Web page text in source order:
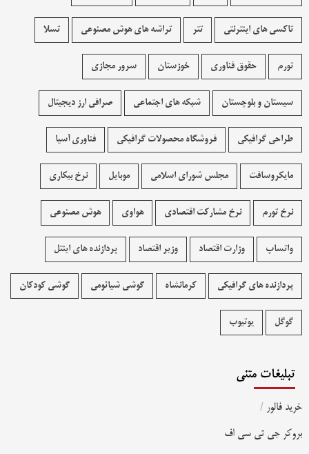
تاکسی های اینترنتی تتر تراشه های هوش مصنوعی تسلا
تورم حقوق فناوری خوزستان سرور مجازی
سیستان و بلوچستان شبکه های اجتماعی صرافی ارز دیجیتال
طراحی گرافیکی فروشگاه محصولات گرافيکی فناوری آسیا
مایکروسافت مجلس شورای اسلامی موبایل نرخ بیکاری
نرخ تورم نرخ مشارکت اقتصادی هواوی هوش مصنوعی
واتساپ وزارت اقتصاد وزیر اقتصاد پردازنده های اینتل
پردازنده های گرافیکی کرمانشاه گوشی شیائومی گوشی کودکان
گوگل یوتیوب
تبلیغات متنی
خرید فالور /
بروکر جی تی سی اف